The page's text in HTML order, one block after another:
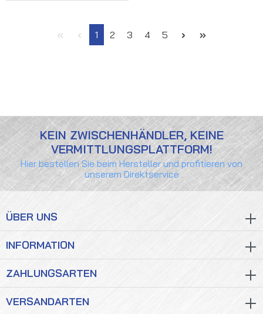
Seite
1 Seite
2 Seite
3 Seite
4 Seite
5
KEIN ZWISCHENHÄNDLER, KEINE
VERMITTLUNGSPLATTFORM!
Hier bestellen Sie beim Hersteller und profitieren von
unserem Direktservice
ÜBER UNS
INFORMATION
ZAHLUNGSARTEN
VERSANDARTEN